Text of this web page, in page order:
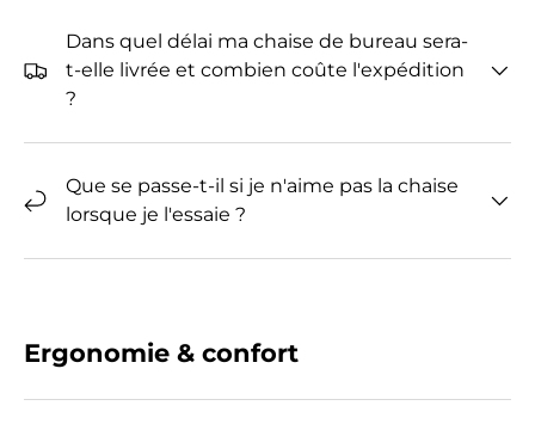
Dans quel délai ma chaise de bureau sera-
t-elle livrée et combien coûte l'expédition
?
Que se passe-t-il si je n'aime pas la chaise
lorsque je l'essaie ?
Ergonomie & confort